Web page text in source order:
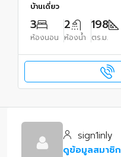
บ้านเดี่ยว
3
ห้องนอน
2
ห้องน้ำ
198
ตร.ม.
sign1inly
ดูข้อมูลสมาชิก